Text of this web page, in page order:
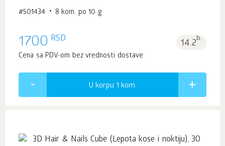
#501434 8 kom. po 10 g
1700 RSD 14.2b.
Cena sa PDV-om bez vrednosti dostave
U korpu 1 kom.